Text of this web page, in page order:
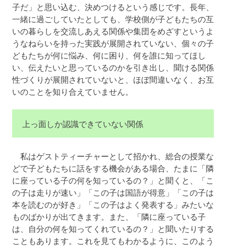
子だ」と思い込む、決めつけるという感じです。長年、
一緒に過ごしていたとしても、学校側が子どもたちの互
いの暮らしを交流しあえる関係や集団をめざすというよ
うなねらいを持った実践が展開されていない、個々の子
どもたちが何に悩み、何に困り、何を誰に知ってほし
い、伝えたいと思っているのかを引き出し、聞ける関係
性づくりが展開されていないと、ほぼ間違いなく、お互
いのことを知り合えていません。
上っ面しか認識できていない関係
私はゲストティーチャーとして招かれ、総合の授業な
どで子どもたちに話をする機会がある場合、たまに「隣
に座っている子の何を知っているの？」と聞くと、「こ
の子は走りが速い」「この子は国語が得意」「この子は
本を読むのが好き」「この子はよく発表する」みたいな
ものばかりが出てきます。また、「隣に座っている子
は、自分の何を知ってくれているの？」と聞いたりする
こともあります。これを見てもわかるように、このよう